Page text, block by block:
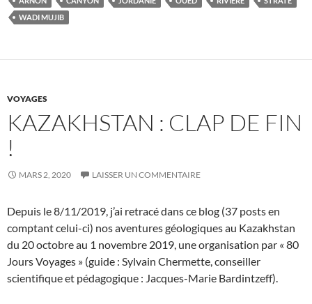
WADI MUJIB
VOYAGES
KAZAKHSTAN : CLAP DE FIN
!
MARS 2, 2020 LAISSER UN COMMENTAIRE
Depuis le 8/11/2019, j’ai retracé dans ce blog (37 posts en
comptant celui-ci) nos aventures géologiques au Kazakhstan
du 20 octobre au 1 novembre 2019, une organisation par « 80
Jours Voyages » (guide : Sylvain Chermette, conseiller
scientifique et pédagogique : Jacques-Marie Bardintzeff).